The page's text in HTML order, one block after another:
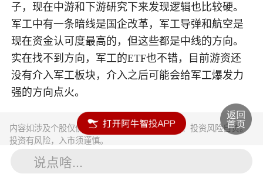
子，现在中游和下游研究下来发现逻辑也比较硬。
军工中有一条暗线是国企改革，军工导弹和航空是
现在资金认可度最高的，但这些都是中线的方向。
实在找不到方向，军工的ETF也不错，目前游资还
没有介入军工板块，介入之后可能会给军工爆发力
强的方向点火。
内容如涉及个股仅供参考，不构成任何投资建议！投资风险自负。
投资有风险，入市须谨慎。
说点啥...